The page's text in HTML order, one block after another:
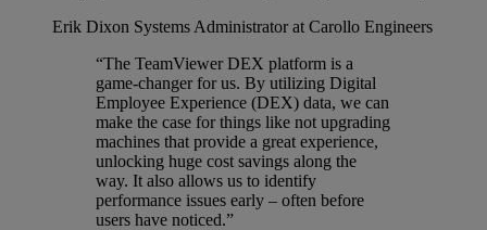
Erik Dixon Systems Administrator at Carollo Engineers
“The TeamViewer DEX platform is a
game-changer for us. By utilizing Digital
Employee Experience (DEX) data, we can
make the case for things like not upgrading
machines that provide a great experience,
unlocking huge cost savings along the
way. It also allows us to identify
performance issues early – often before
users have noticed.”